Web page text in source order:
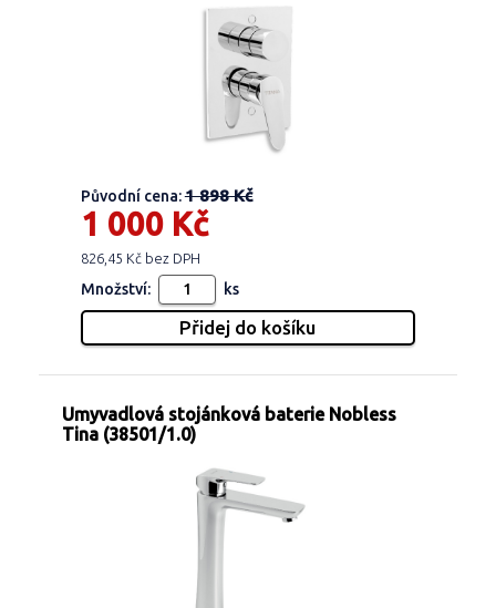
Původní cena:1 898 Kč
1 000 Kč
826,45 Kč bez DPH
Množství: ks
Umyvadlová stojánková baterie Nobless
Tina (38501/1.0)